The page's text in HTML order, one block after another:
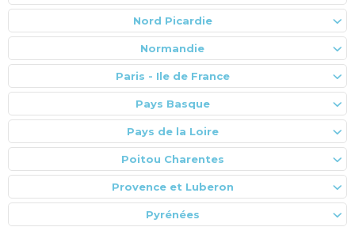
Nord Picardie
Normandie
Paris - Ile de France
Pays Basque
Pays de la Loire
Poitou Charentes
Provence et Luberon
Pyrénées